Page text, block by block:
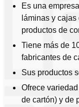
Es una
láminas y
productos de
Tiene más de
fabricantes de
Sus productos
Ofrece
de cartón) y de